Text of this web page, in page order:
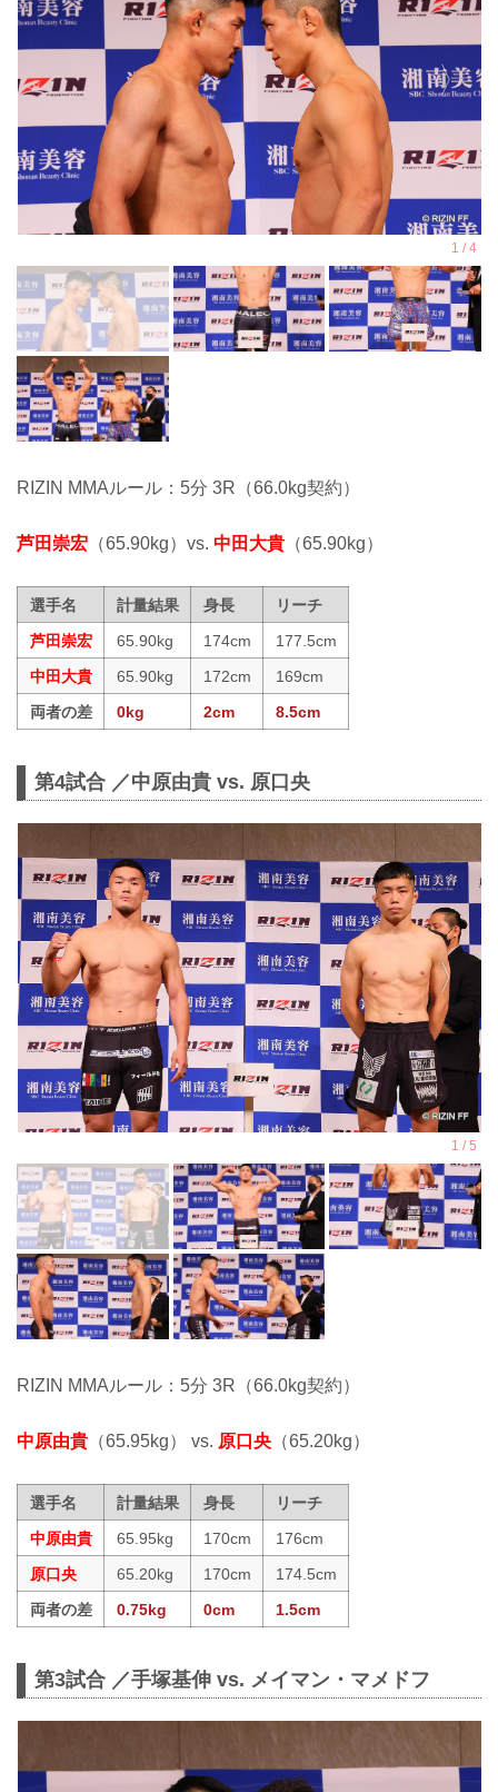
RIZIN MMAルール：5分 3R（66.0kg契約）
芦田崇宏 （65.90kg）vs. 中田大貴 （65.90kg）
選手名 計量結果 身長
リーチ
芦田崇宏
65.90kg 174cm
177.5cm
中田大貴
65.90kg 172cm
169cm
両者の差
0kg 2cm 8.5cm
第4試合 ／中原由貴 vs. 原口央
RIZIN MMAルール：5分 3R（66.0kg契約）
中原由貴 （65.95kg） vs. 原口央 （65.20kg）
選手名 計量結果 身長
リーチ
中原由貴
65.95kg 170cm
176cm
原口央
65.20kg 170cm
174.5cm
両者の差
0.75kg 0cm 1.5cm
第3試合 ／手塚基伸 vs. メイマン・マメドフ